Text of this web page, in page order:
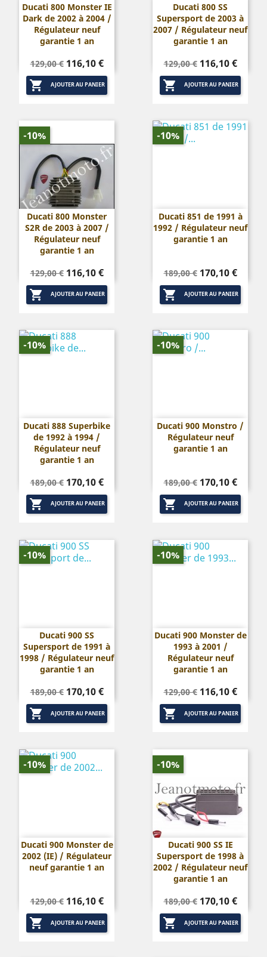
Ducati 800 Monster IE
Dark de 2002 à 2004 /
Régulateur neuf
garantie 1 an
Prix
de
base
129,00 € Prix
116,10 €
 AJOUTER AU PANIER
Ducati 800 SS
Supersport de 2003 à
2007 / Régulateur neuf
garantie 1 an
Prix
de
base
129,00 € Prix
116,10 €
 AJOUTER AU PANIER
Ducati 800 Monster
S2R de 2003 à 2007 /
Régulateur neuf
garantie 1 an
Prix
de
base
129,00 € Prix
116,10 €
 AJOUTER AU PANIER
-10%
Ducati 851 de 1991 à
1992 / Régulateur neuf
garantie 1 an
Prix
de
base
189,00 € Prix
170,10 €
 AJOUTER AU PANIER
-10%
Ducati 888 Superbike
de 1992 à 1994 /
Régulateur neuf
garantie 1 an
Prix
de
base
189,00 € Prix
170,10 €
 AJOUTER AU PANIER
-10%
Ducati 900 Monstro /
Régulateur neuf
garantie 1 an
Prix
de
base
189,00 € Prix
170,10 €
 AJOUTER AU PANIER
-10%
Ducati 900 SS
Supersport de 1991 à
1998 / Régulateur neuf
garantie 1 an
Prix
de
base
189,00 € Prix
170,10 €
 AJOUTER AU PANIER
-10%
Ducati 900 Monster de
1993 à 2001 /
Régulateur neuf
garantie 1 an
Prix
de
base
129,00 € Prix
116,10 €
 AJOUTER AU PANIER
-10%
Ducati 900 Monster de
2002 (IE) / Régulateur
neuf garantie 1 an
Prix
de
base
129,00 € Prix
116,10 €
 AJOUTER AU PANIER
-10%
Ducati 900 SS IE
Supersport de 1998 à
2002 / Régulateur neuf
garantie 1 an
Prix
de
base
189,00 € Prix
170,10 €
 AJOUTER AU PANIER
-10%